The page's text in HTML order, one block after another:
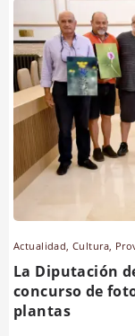
Actualidad,Cultura,
La Diputación
concurso de
plantas